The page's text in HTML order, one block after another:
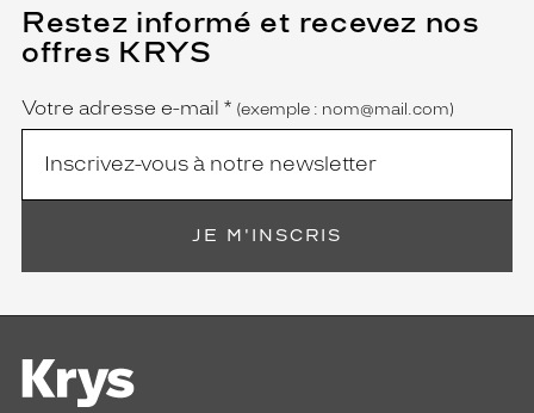
Restez informé et recevez nos
offres KRYS
Name
Votre adresse e-mail *
(Ce
champ
est
obligatoire)
(exemple : nom@mail.com)
JE M'INSCRIS